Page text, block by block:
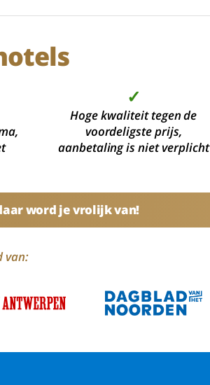
✓
Hoge kwaliteit tegen de
voordeligste prijs,
aanbetaling is niet verplicht
word je vrolijk van!
van: